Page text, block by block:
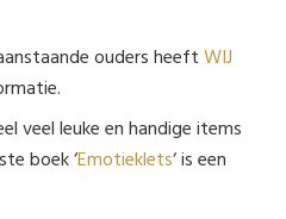
ouders heeftWIJ
veel leuke en handige items
boek ‘Emotieklets‘ is een